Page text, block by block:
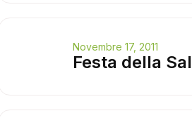
Novembre 17, 2011
Festa della